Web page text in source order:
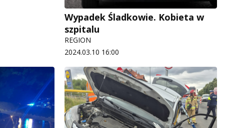
Wypadek Śladkowie. Kobieta w
szpitalu
REGION
2024.03.10 16:00